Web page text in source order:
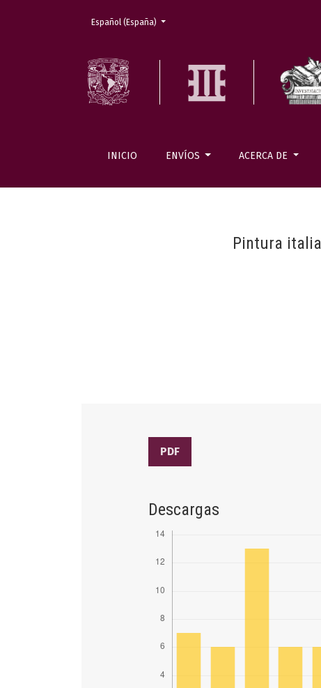
INICIO ENVÍOS ACERCA DE
Cambiar el idioma. El actual es:
Español (España)
Pintura
PDF
Descargas